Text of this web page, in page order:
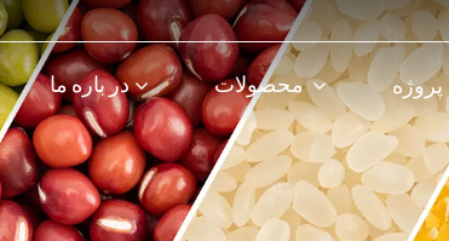
در باره ما محصولات پروژه